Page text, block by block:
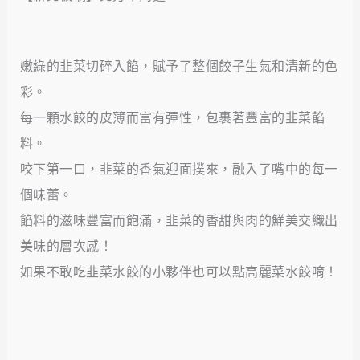
嫩綠的韭菜切碎入餡，賦予了整個餃子生氣和清新的色
彩。
每一顆水餃的皮薄而富有彈性，包裹著豐富的韭菜餡
料。
咬下第一口，韭菜的香氣迎面撲來，融入了嘴中的每一
個味蕾。
餡料的滋味豐富而飽滿，韭菜的香甜與肉的鮮美交織出
美味的層次感！
如果不敢吃韭菜水餃的小夥伴也可以點高麗菜水餃唷！